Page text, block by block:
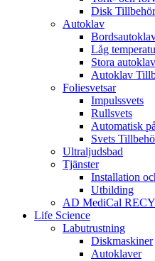
Disk Tillbehör
Autoklav
Låg
Stora
Autoklav
Foliesvetsar
Impulssvets
Rullsvets
Automatisk
Svets
Ultraljudsbad
Tjänster
Installation
Utbilding
AD MediCal
Life Science
Labutrustning
Diskmaskiner
Autoklaver